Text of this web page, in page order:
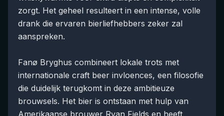
zorgt. Het geheel resulteert in een intense, volle
drank die ervaren bierliefhebbers zeker zal
aanspreken.
Fanø Bryghus combineert lokale trots met
internationale craft beer invloences, een filosofie
die duidelijk terugkomt in deze ambitieuze
brouwsels. Het bier is ontstaan met hulp van
Amerikaanse brouwer Ryan Fields en heeft